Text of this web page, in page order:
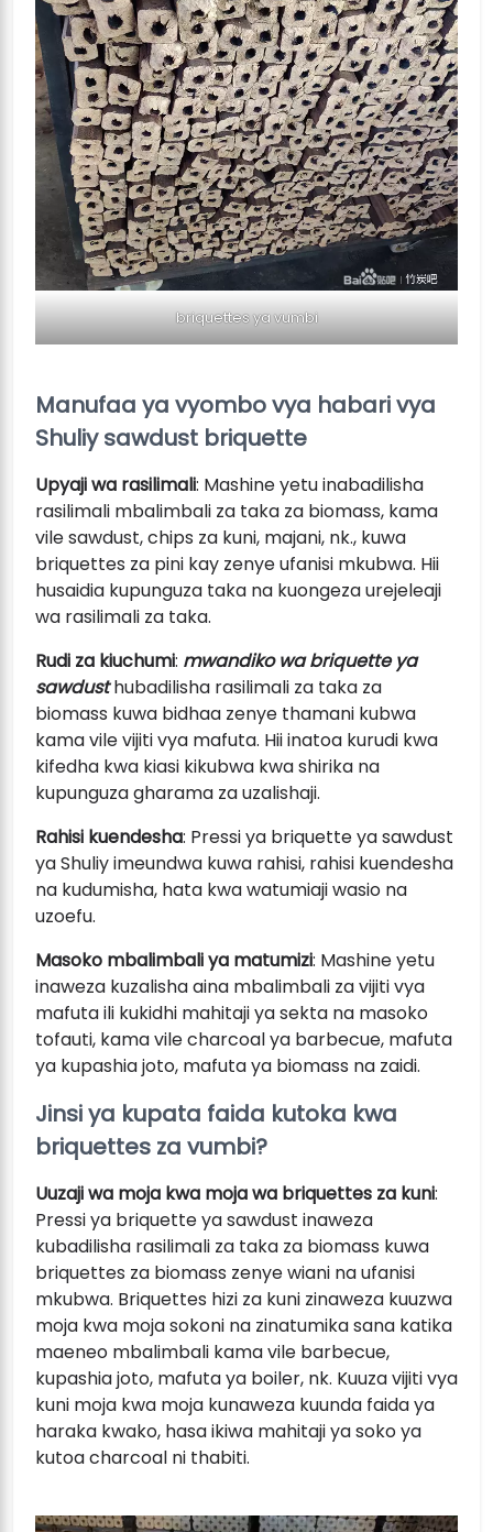
briquettes ya vumbi
Manufaa ya vyombo vya habari vya
Shuliy sawdust briquette
Upyaji wa rasilimali: Mashine yetu inabadilisha
rasilimali mbalimbali za taka za biomass, kama
vile sawdust, chips za kuni, majani, nk., kuwa
briquettes za pini kay zenye ufanisi mkubwa. Hii
husaidia kupunguza taka na kuongeza urejeleaji
wa rasilimali za taka.
Rudi za kiuchumi: mwandiko wa briquette ya
sawdusthubadilisha rasilimali za taka za
biomass kuwa bidhaa zenye thamani kubwa
kama vile vijiti vya mafuta. Hii inatoa kurudi kwa
kifedha kwa kiasi kikubwa kwa shirika na
kupunguza gharama za uzalishaji.
Rahisi kuendesha: Pressi ya briquette ya sawdust
ya Shuliy imeundwa kuwa rahisi, rahisi kuendesha
na kudumisha, hata kwa watumiaji wasio na
uzoefu.
Masoko mbalimbali ya matumizi: Mashine yetu
inaweza kuzalisha aina mbalimbali za vijiti vya
mafuta ili kukidhi mahitaji ya sekta na masoko
tofauti, kama vile charcoal ya barbecue, mafuta
ya kupashia joto, mafuta ya biomass na zaidi.
Jinsi ya kupata faida kutoka kwa
briquettes za vumbi?
Uuzaji wa moja kwa moja wa briquettes za kuni:
Pressi ya briquette ya sawdust inaweza
kubadilisha rasilimali za taka za biomass kuwa
briquettes za biomass zenye wiani na ufanisi
mkubwa. Briquettes hizi za kuni zinaweza kuuzwa
moja kwa moja sokoni na zinatumika sana katika
maeneo mbalimbali kama vile barbecue,
kupashia joto, mafuta ya boiler, nk. Kuuza vijiti vya
kuni moja kwa moja kunaweza kuunda faida ya
haraka kwako, hasa ikiwa mahitaji ya soko ya
kutoa charcoal ni thabiti.